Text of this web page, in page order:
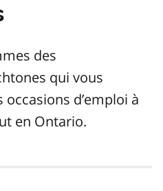
des
qui vous
d’emploi à
en Ontario.